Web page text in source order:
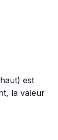
est
la valeur